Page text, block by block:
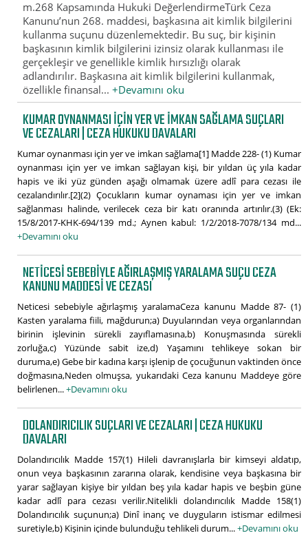
m.268 Kapsamında Hukuki DeğerlendirmeTürk Ceza
Kanunu’nun 268. maddesi, başkasına ait kimlik bilgilerini
kullanma suçunu düzenlemektedir. Bu suç, bir kişinin
başkasının kimlik bilgilerini izinsiz olarak kullanması ile
gerçekleşir ve genellikle kimlik hırsızlığı olarak
adlandırılır. Başkasına ait kimlik bilgilerini kullanmak,
özellikle finansal...+Devamını oku
KUMAR OYNANMASI IÇIN YER VE IMKAN SAĞLAMA SUÇLARI
VE CEZALARI | CEZA HUKUKU DAVALARI
Kumar oynanması için yer ve imkan sağlama[1] Madde 228- (1) Kumar
oynanması için yer ve imkan sağlayan kişi, bir yıldan üç yıla kadar
hapis ve iki yüz günden aşağı olmamak üzere adlî para cezası ile
cezalandırılır.[2](2) Çocukların kumar oynaması için yer ve imkan
sağlanması halinde, verilecek ceza bir katı oranında artırılır.(3) (Ek:
15/8/2017-KHK-694/139 md.; Aynen kabul: 1/2/2018-7078/134 md...
+Devamını oku
NETICESI SEBEBIYLE AĞIRLAŞMIŞ YARALAMA SUÇU CEZA
KANUNU MADDESI VE CEZASI
Neticesi sebebiyle ağırlaşmış yaralamaCeza kanunu Madde 87- (1)
Kasten yaralama fiili, mağdurun;a) Duyularından veya organlarından
birinin işlevinin sürekli zayıflamasına,b) Konuşmasında sürekli
zorluğa,c) Yüzünde sabit ize,d) Yaşamını tehlikeye sokan bir
duruma,e) Gebe bir kadına karşı işlenip de çocuğunun vaktinden önce
doğmasına,Neden olmuşsa, yukarıdaki Ceza kanunu Maddeye göre
belirlenen...+Devamını oku
DOLANDIRICILIK SUÇLARI VE CEZALARI | CEZA HUKUKU
DAVALARI
Dolandırıcılık Madde 157(1) Hileli davranışlarla bir kimseyi aldatıp,
onun veya başkasının zararına olarak, kendisine veya başkasına bir
yarar sağlayan kişiye bir yıldan beş yıla kadar hapis ve beşbin güne
kadar adlî para cezası verilir.Nitelikli dolandırıcılık Madde 158(1)
Dolandırıcılık suçunun;a) Dinî inanç ve duyguların istismar edilmesi
suretiyle,b) Kişinin içinde bulunduğu tehlikeli durum...+Devamını oku